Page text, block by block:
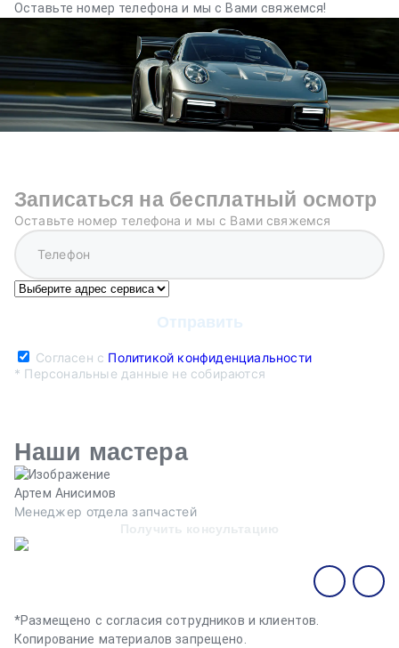
Оставьте номер телефона и мы с Вами свяжемся!
Записаться на бесплатный осмотр
Оставьте номер телефона и мы с Вами свяжемся
Согласен с Политикой конфиденциальности
* Персональные данные не собираются
Наши мастера
Артем Анисимов
Менеджер отдела запчастей
Получить консультацию
*Размещено с согласия сотрудников и клиентов.
Копирование материалов запрещено.